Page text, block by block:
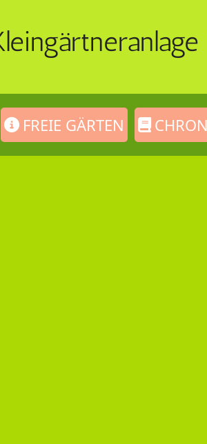
FREIE GÄRTEN